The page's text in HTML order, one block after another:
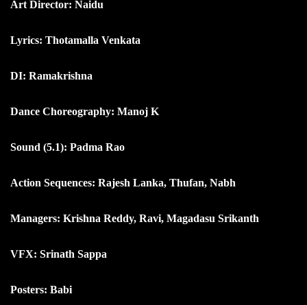
Art Director: Naidu
Lyrics: Thotamalla Venkata
DI: Ramakrishna
Dance Choreography: Manoj K
Sound (5.1): Padma Rao
Action Sequences: Rajesh Lanka, Thufan, Nabh
Managers: Krishna Reddy, Ravi, Magadasu Srikanth
VFX: Srinath Sappa
Posters: Babi